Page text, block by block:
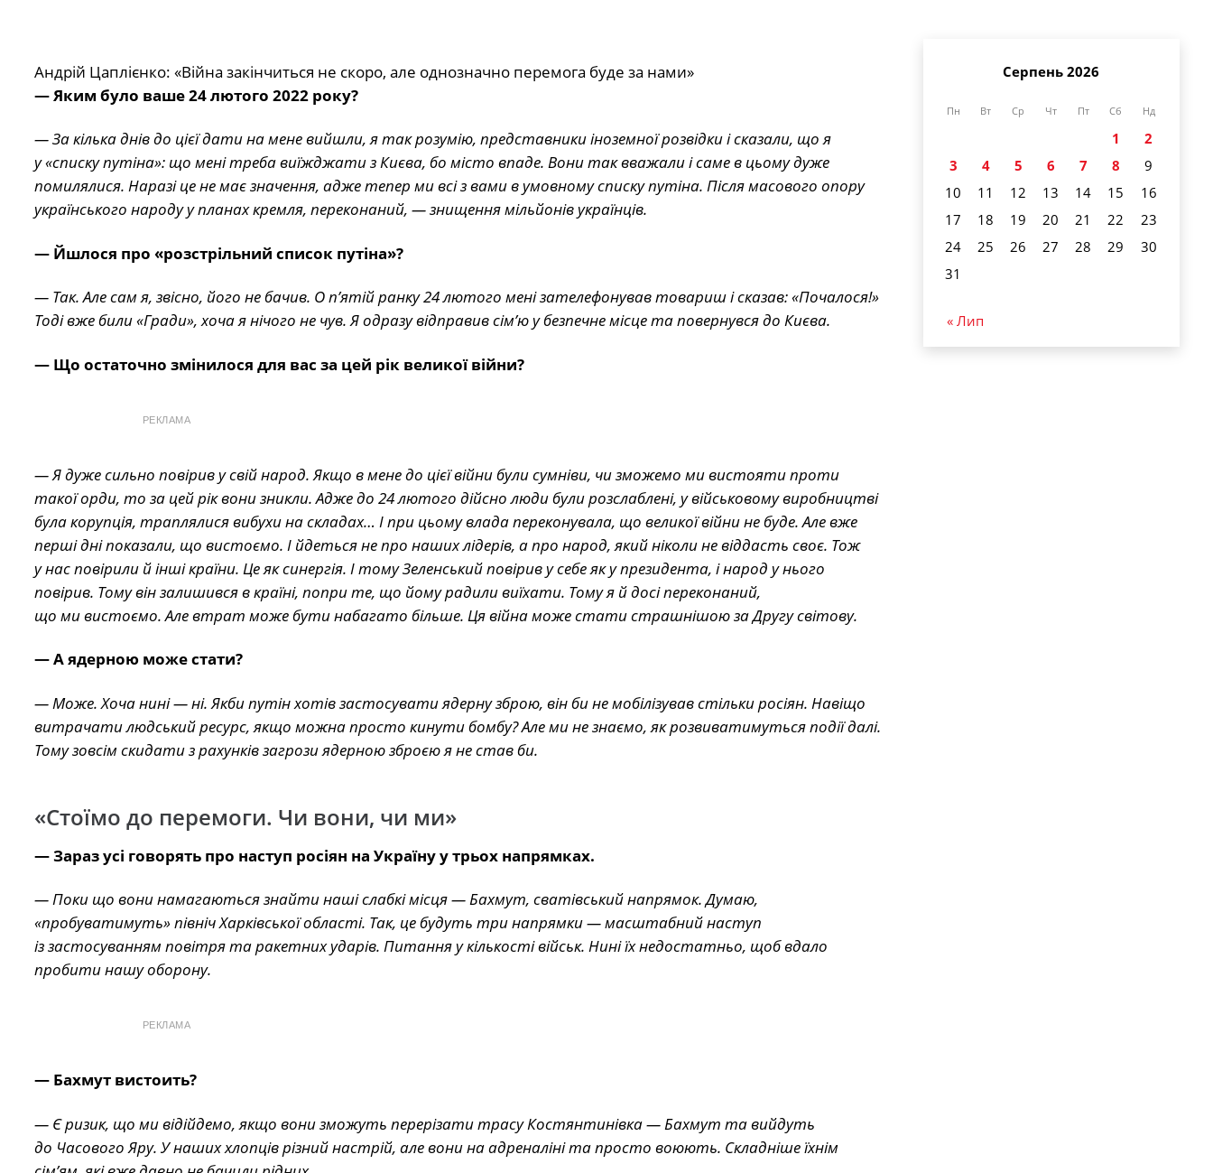
Андрій Цаплієнко: «Війна закінчиться не скоро, але однозначно перемога буде за нами»
— Яким було ваше 24 лютого 2022 року?
— За кілька днів до цієї дати на мене вийшли, я так розумію, представники іноземної розвідки і сказали, що я
у «списку путіна»: що мені треба виїжджати з Києва, бо місто впаде. Вони так вважали і саме в цьому дуже
помилялися. Наразі це не має значення, адже тепер ми всі з вами в умовному списку путіна. Після масового опору
українського народу у планах кремля, переконаний, — знищення мільйонів українців.
— Йшлося про «розстрільний список путіна»?
— Так. Але сам я, звісно, його не бачив. О п’ятій ранку 24 лютого мені зателефонував товариш і сказав: «Почалося!»
Тоді вже били «Гради», хоча я нічого не чув. Я одразу відправив сім’ю у безпечне місце та повернувся до Києва.
— Що остаточно змінилося для вас за цей рік великої війни?
РЕКЛАМА
— Я дуже сильно повірив у свій народ. Якщо в мене до цієї війни були сумніви, чи зможемо ми вистояти проти
такої орди, то за цей рік вони зникли. Адже до 24 лютого дійсно люди були розслаблені, у військовому виробництві
була корупція, траплялися вибухи на складах… І при цьому влада переконувала, що великої війни не буде. Але вже
перші дні показали, що вистоємо. І йдеться не про наших лідерів, а про народ, який ніколи не віддасть своє. Тож
у нас повірили й інші країни. Це як синергія. І тому Зеленський повірив у себе як у президента, і народ у нього
повірив. Тому він залишився в країні, попри те, що йому радили виїхати. Тому я й досі переконаний,
що ми вистоємо. Але втрат може бути набагато більше. Ця війна може стати страшнішою за Другу світову.
— А ядерною може стати?
— Може. Хоча нині — ні. Якби путін хотів застосувати ядерну зброю, він би не мобілізував стільки росіян. Навіщо
витрачати людський ресурс, якщо можна просто кинути бомбу? Але ми не знаємо, як розвиватимуться події далі.
Тому зовсім скидати з рахунків загрози ядерною зброєю я не став би.
«Стоїмо до перемоги. Чи вони, чи ми»
— Зараз усі говорять про наступ росіян на Україну у трьох напрямках.
— Поки що вони намагаються знайти наші слабкі місця — Бахмут, сватівський напрямок. Думаю,
«пробуватимуть» північ Харківської області. Так, це будуть три напрямки — масштабний наступ
із застосуванням повітря та ракетних ударів. Питання у кількості військ. Нині їх недостатньо, щоб вдало
пробити нашу оборону.
РЕКЛАМА
— Бахмут вистоить?
— Є ризик, що ми відійдемо, якщо вони зможуть перерізати трасу Костянтинівка — Бахмут та вийдуть
до Часового Яру. У наших хлопців різний настрій, але вони на адреналіні та просто воюють. Складніше їхнім
Серпень 2026
Пн Вт Ср Чт Пт Сб Нд
1
2
3
4 5 6 7 8
9
10
11 12 13 14 15
16
17
18 19 20 21 22
23
24
25 26 27 28 29
30
31
« Лип